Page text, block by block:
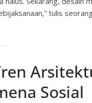
tulis
Sosial